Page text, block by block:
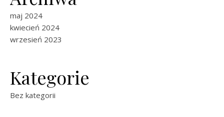
maj 2024
kwiecień 2024
wrzesień 2023
Kategorie
Bez kategorii